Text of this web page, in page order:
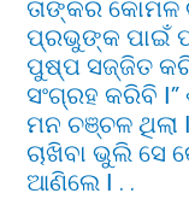
ତାଙ୍କର କୋମଳ
ପ୍ରଭୁଙ୍କ ପାଇଁ
ପୁଷ୍ପ ସଜ୍ଜିତ
ସଂଗ୍ରହ କରିବି
ମନ ଚଞ୍ଚଳ ଥିଲା
ଚାଖିବା ଭୁଲି
ଆଣିଲେ Ι . .